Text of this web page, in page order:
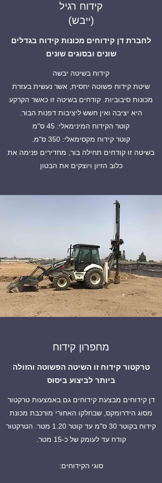
קידוח רגיל
(ייבש)
לחברת דן קידוחים מכונות קידוח בגדלים
שונים ובסוגים שונים
קידוח בשיטה יבשה
שיטת קידוח פשוטה יחסית, אשר נעשית בעזרת
מכונות סיבוביות. קודחים בשיטה זו כאשר הקרקע
היא יציבה ואין חשש ליציבות דפנות הבור.
קוטר הקידוח המינימאלי: 45 ס"מ
קוטר קידוח מקסימאלי: 350 ס"מ.
בשיטה זו קודחים תחילה בור, מחדירים פנימה את
כלוב הזיון ויוצקים את הבטון
מחפרון קידוח
טרקטור קידוח זו השיטה הפשוטה והזולה
ביותר לביצוע ביסוס
דן קידוחים מבצעת קידוחים גם באמצעות טרקטור
מסוג הידרומקס, שבחלקו האחורי מורכבת מכונת
קידוח בקוטר 30 ס"מ עד קוטר 1.20 מטר. הטרקטור
קודח עד לעומק של כ-15 מטר.
סוגי הקידוחים: